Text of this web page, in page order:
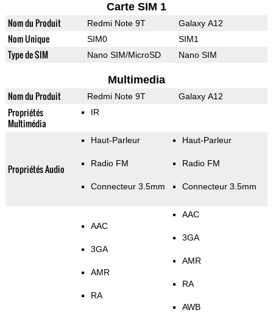
Carte SIM 1
Nom du Produit Redmi Note 9T Galaxy A12
Nom Unique SIM0 SIM1
Type de SIM Nano SIM/MicroSD Nano SIM
Multimedia
Nom du Produit Redmi Note 9T Galaxy A12
Propriétés
Multimédia
IR
Propriétés Audio
Haut-Parleur
Radio FM
Connecteur 3.5mm
Haut-Parleur
Radio FM
Connecteur 3.5mm
AAC
3GA
AMR
RA
AAC
3GA
AMR
RA
AWB